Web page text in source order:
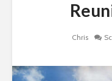
Chris